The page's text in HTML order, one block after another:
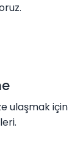
ulaşmak için